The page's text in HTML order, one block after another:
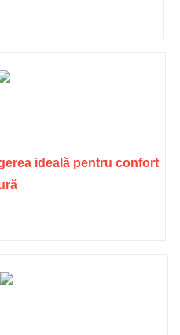
ideală pentru confort